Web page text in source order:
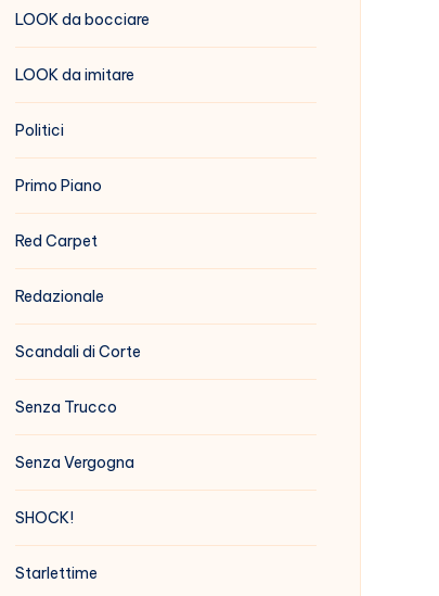
LOOK da bocciare
LOOK da imitare
Politici
Primo Piano
Red Carpet
Redazionale
Scandali di Corte
Senza Trucco
Senza Vergogna
SHOCK!
Starlettime